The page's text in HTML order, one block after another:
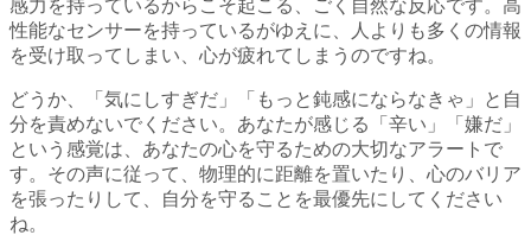
感力を持っているからこそ起こる、ごく自然な反応です。高
性能なセンサーを持っているがゆえに、人よりも多くの情報
を受け取ってしまい、心が疲れてしまうのですね。
どうか、「気にしすぎだ」「もっと鈍感にならなきゃ」と自
分を責めないでください。あなたが感じる「辛い」「嫌だ」
という感覚は、あなたの心を守るための大切なアラートで
す。その声に従って、物理的に距離を置いたり、心のバリア
を張ったりして、自分を守ることを最優先にしてください
ね。